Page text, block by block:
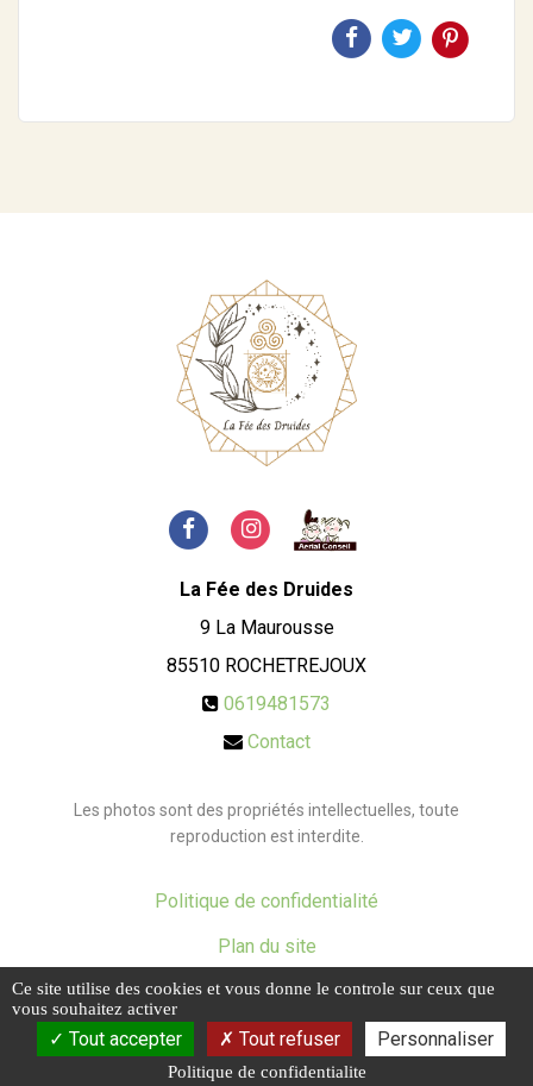
La Fée des Druides
9 La Maurousse
85510 ROCHETREJOUX
0619481573
Contact
Les photos sont des propriétés intellectuelles, toute
reproduction est interdite.
Politique de confidentialité
Plan du site
Mentions légales
Ce site utilise des cookies et vous donne le controle sur ceux que
vous souhaitez activer
Tout accepter Tout refuser Personnaliser
Politique de confidentialite